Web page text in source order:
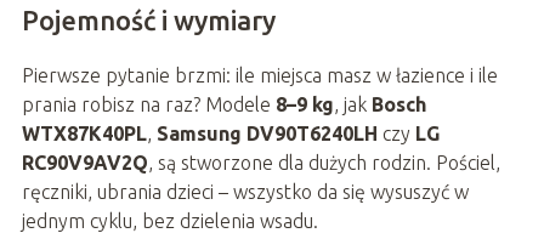
Pojemność i wymiary
Pierwsze pytanie brzmi: ile miejsca masz w łazience i ile
prania robisz na raz? Modele 8–9 kg, jak Bosch
WTX87K40PL, Samsung DV90T6240LH czy LG
RC90V9AV2Q, są stworzone dla dużych rodzin. Pościel,
ręczniki, ubrania dzieci – wszystko da się wysuszyć w
jednym cyklu, bez dzielenia wsadu.